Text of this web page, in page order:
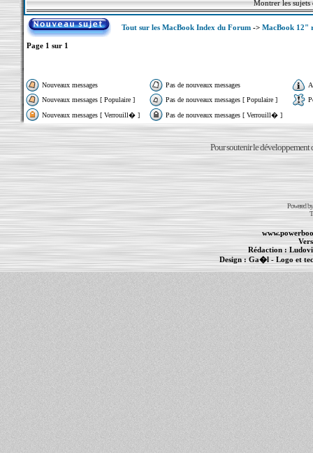
Montrer les
Tout sur les MacBook Index du Forum-> MacBook 12"
Page 1 sur 1
Nouveaux messages Pas de nouveaux messages
Nouveaux messages [ Populaire ]
Pas de nouveaux messages [ Populaire ]
Nouveaux messages [ Verrouill� ]
Pas de nouveaux messages [ Verrouill� ]
Pour soutenir le développement
Powered
Rédaction :
Design : Ga�l- Logo et
-MacBook Pro